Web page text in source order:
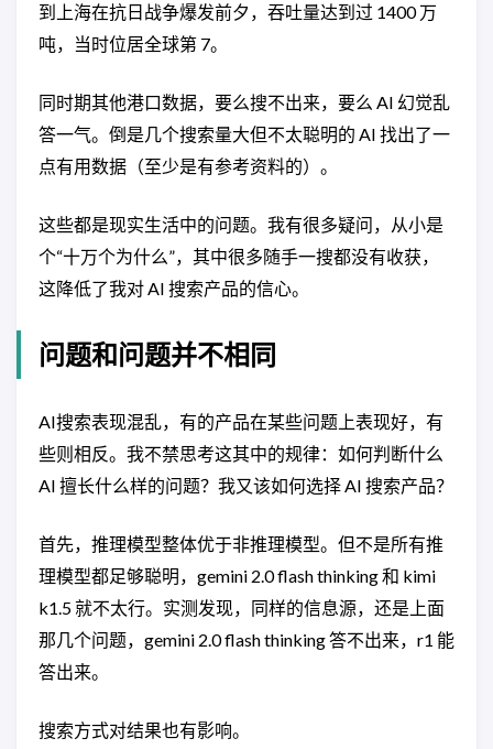
到上海在抗日战争爆发前夕，吞吐量达到过 1400 万
吨，当时位居全球第 7。
同时期其他港口数据，要么搜不出来，要么 AI 幻觉乱
答一气。倒是几个搜索量大但不太聪明的 AI 找出了一
点有用数据（至少是有参考资料的）。
这些都是现实生活中的问题。我有很多疑问，从小是
个“十万个为什么”，其中很多随手一搜都没有收获，
这降低了我对 AI 搜索产品的信心。
问题和问题并不相同
AI搜索表现混乱，有的产品在某些问题上表现好，有
些则相反。我不禁思考这其中的规律：如何判断什么
AI 擅长什么样的问题？我又该如何选择 AI 搜索产品？
首先，推理模型整体优于非推理模型。但不是所有推
理模型都足够聪明，gemini 2.0 flash thinking 和 kimi
k1.5 就不太行。实测发现，同样的信息源，还是上面
那几个问题，gemini 2.0 flash thinking 答不出来，r1 能
答出来。
搜索方式对结果也有影响。